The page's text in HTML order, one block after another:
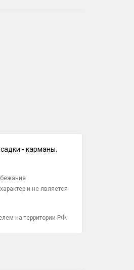
- карманы.
и не является
на территории РФ.